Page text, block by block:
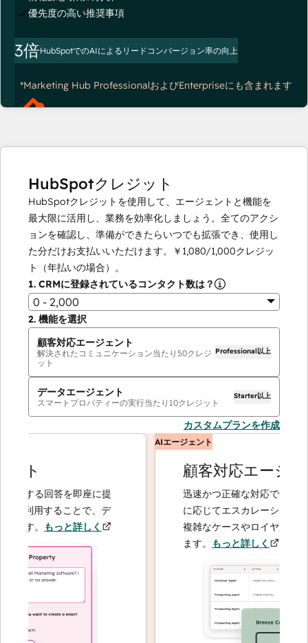
優先度の高い推奨事項
3倍HubSpotでのAIによるリードコンバージョン率の向上
*Marketing Hub ProfessionalおよびEnterpriseにも含まれます
HubSpotクレジット
HubSpotクレジットを使用して、エージェントと機能を
最大限に活用し、業務を効率化しましょう。全てのアクシ
ョンを確認し、準備ができたらいつでも拡張でき、使用し
た分だけお支払いいただけます。
￥1,080/1,000クレジッ
ト（年払いの場合）。
1. CRMに登録されているコンタクト数は？
0 - 2,000
2. 機能を選択
顧客対応エージェント
解決されたコミュニケーション当たり 50クレジ
ット
Professional以上
データエージェント
スマートプロパティーの実行当たり 10クレジット
Starter以上
カスタムプランを作成
る回答を即座に提
用することで、デ
もっと詳しく
AIエージェント
顧客対応エージェン
迅速かつ正確な対応で問い合わ
に応じてエスカレーションする
複雑なケースやロイヤルティー
ます。もっと詳しく